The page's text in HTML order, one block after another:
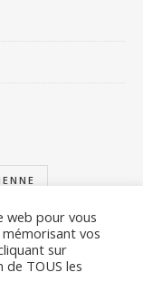
À CARRELER
web pour vous
vos
sur
TOUS les